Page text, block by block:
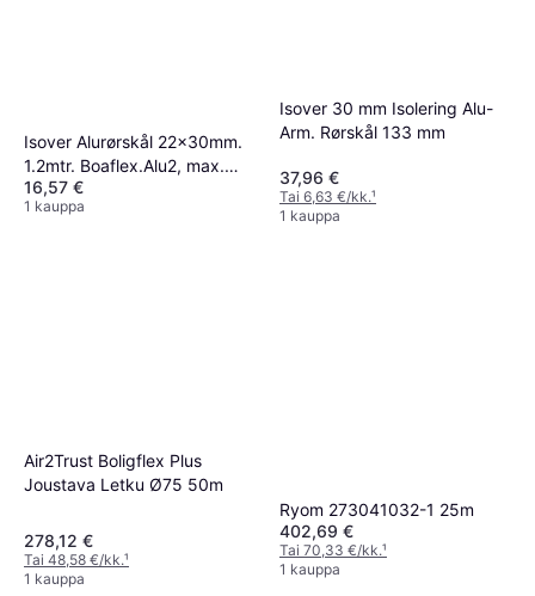
Isover Alurørskål 22x30mm.
1.2mtr. Boaflex.Alu2, max.
150 C med tape
16,57 €
1 kauppa
Isover 30 mm Isolering Alu-
Arm. Rørskål 133 mm
37,96 €
Tai 6,63 €/kk.¹
1 kauppa
Air2Trust Boligflex Plus
Joustava Letku Ø75 50m
278,12 €
Tai 48,58 €/kk.¹
1 kauppa
Ryom 273041032-1 25m
402,69 €
Tai 70,33 €/kk.¹
1 kauppa